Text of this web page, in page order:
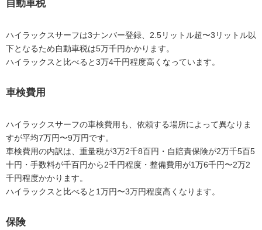
自動車税
ハイラックスサーフは3ナンバー登録、2.5リットル超〜3リットル以
下となるため自動車税は5万千円かかります。
ハイラックスと比べると3万4千円程度高くなっています。
車検費用
ハイラックスサーフの車検費用も、依頼する場所によって異なりま
すが平均7万円〜9万円です。
車検費用の内訳は、重量税が3万2千8百円・自賠責保険が2万千5百5
十円・手数料が千百円から2千円程度・整備費用が1万6千円〜2万2
千円程度かかります。
ハイラックスと比べると1万円〜3万円程度高くなります。
保険